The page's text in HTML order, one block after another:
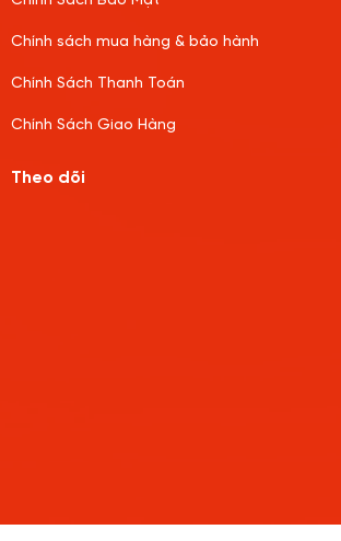
Chính sách mua hàng & bảo hành
Chính Sách Thanh Toán
Chính Sách Giao Hàng
Theo dõi